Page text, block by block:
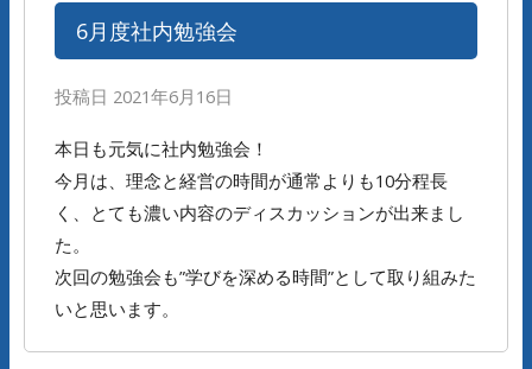
6月度社内勉強会
投稿日 2021年6月16日
本日も元気に社内勉強会！
今月は、理念と経営の時間が通常よりも10分程長
く、とても濃い内容のディスカッションが出来まし
た。
次回の勉強会も”学びを深める時間”として取り組みた
いと思います。